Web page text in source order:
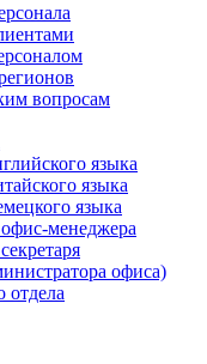
вопросам
языка
языка
языка
менеджера
офиса)
отдела